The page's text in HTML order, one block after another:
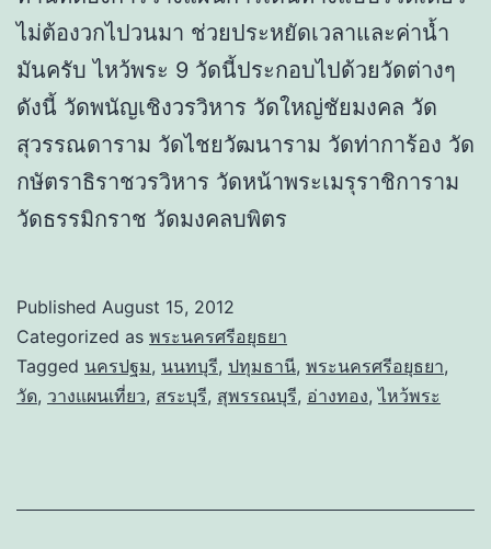
ไม่ต้องวกไปวนมา ช่วยประหยัดเวลาและค่าน้ำ
มันครับ ไหว้พระ 9 วัดนี้ประกอบไปด้วยวัดต่างๆ
ดังนี้ วัดพนัญเชิงวรวิหาร วัดใหญ่ชัยมงคล วัด
สุวรรณดาราม วัดไชยวัฒนาราม วัดท่าการ้อง วัด
กษัตราธิราชวรวิหาร วัดหน้าพระเมรุราชิการาม
วัดธรรมิกราช วัดมงคลบพิตร
Published August 15, 2012
Categorized as พระนครศรีอยุธยา
Tagged นครปฐม, นนทบุรี, ปทุมธานี, พระนครศรีอยุธยา,
วัด, วางแผนเที่ยว, สระบุรี, สุพรรณบุรี, อ่างทอง,ไหว้พระ